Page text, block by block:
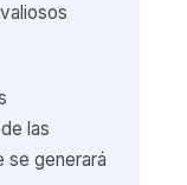
las
se generará